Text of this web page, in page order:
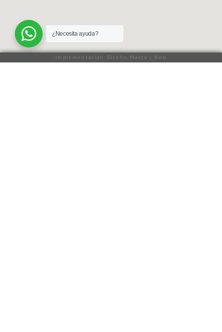
¿Necesita ayuda?
Implementación: Diseño, Marca y Web